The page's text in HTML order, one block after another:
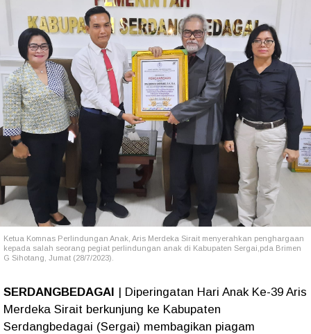
Ketua Komnas Perlindungan Anak, Aris Merdeka Sirait menyerahkan penghargaan
kepada salah seorang pegiat perlindungan anak di Kabupaten Sergai,pda Brimen
G Sihotang, Jumat (28/7/2023).
SERDANGBEDAGAI | Diperingatan Hari Anak Ke-39 Aris
Merdeka Sirait berkunjung ke Kabupaten
Serdangbedagai (Sergai) membagikan piagam